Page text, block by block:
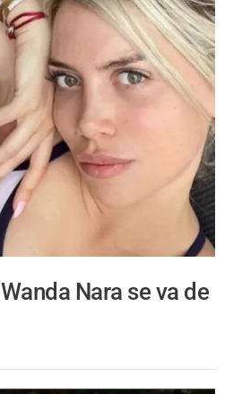
Wanda Nara se va de